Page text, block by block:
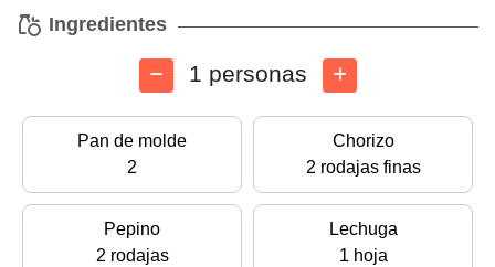
Ingredientes
1 personas
Pan de molde
2
Chorizo
2 rodajas finas
Pepino
2 rodajas
Lechuga
1 hoja